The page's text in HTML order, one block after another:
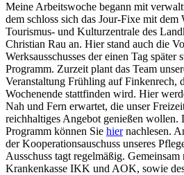
Meine Arbeitswoche begann mit
dem schloss sich das Jour-Fixe mit dem
Tourismus- und Kulturzentrale des
Christian Rau an. Hier stand auch die
Werksausschusses der einen Tag später
Programm. Zurzeit plant das Team
Veranstaltung Frühling auf Finkenrech,
Wochenende stattfinden wird. Hier
Nah und Fern erwartet, die unser
reichhaltiges Angebot genießen wollen.
Programm können Sie hiernachlesen.
der Kooperationsauschuss unseres
Ausschuss tagt regelmäßig.
Krankenkasse IKK und AOK, sowie